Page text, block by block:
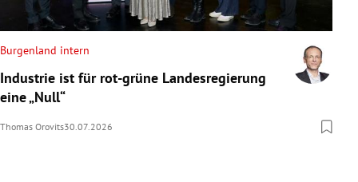
Burgenland intern
Industrie ist für rot-grüne Landesregierung
eine „Null“
Thomas Orovits30.07.2026